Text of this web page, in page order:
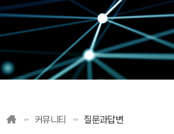
커뮤니티 질문과답변